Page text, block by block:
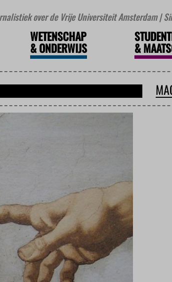
over de Vrije Universiteit Amsterdam |
WETENSCHAP
&ONDERWIJS &